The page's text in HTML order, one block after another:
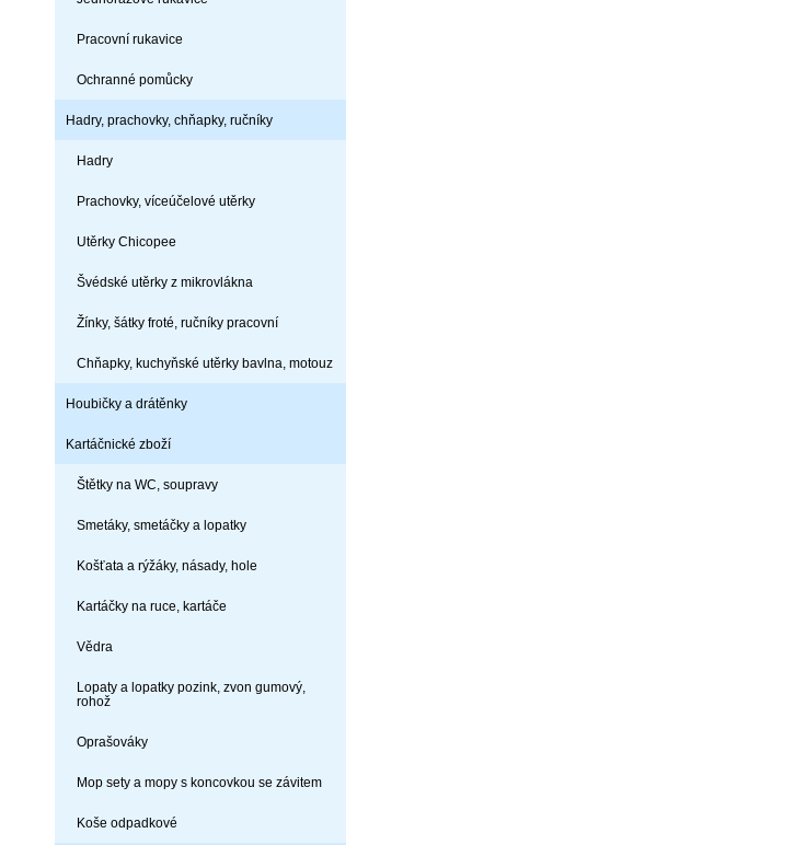
Pracovní rukavice
Ochranné pomůcky
Hadry, prachovky, chňapky, ručníky
Hadry
Prachovky, víceúčelové utěrky
Utěrky Chicopee
Švédské utěrky z mikrovlákna
Žínky, šátky froté, ručníky pracovní
Chňapky, kuchyňské utěrky bavlna, motouz
Houbičky a drátěnky
Kartáčnické zboží
Štětky na WC, soupravy
Smetáky, smetáčky a lopatky
Košťata a rýžáky, násady, hole
Kartáčky na ruce, kartáče
Vědra
Lopaty a lopatky pozink, zvon gumový,
rohož
Oprašováky
Mop sety a mopy s koncovkou se závitem
Koše odpadkové